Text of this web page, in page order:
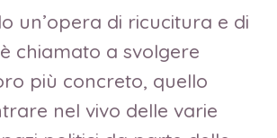
un’opera di ricucitura e di
chiamato a svolgere
più concreto, quello
nel vivo delle varie